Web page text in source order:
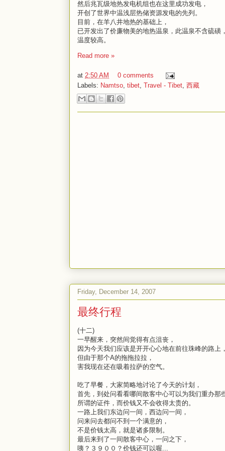
然后兆瓦级地热发电机组也在这里成功发电，
开创了世界中温浅层热储资源发电的先列。
目前，在羊八井地热的基础上，
已开发出了价廉物美的地热温泉，此温泉不含硫磺
温度较高。
Read more »
at 2:50 AM
0 comments
Labels: Namtso tibet Travel - Tibet 西藏
Friday, December 14, 2007
最终行程
(十二)
一早醒来，突然间觉得有点沮丧，
因为今天我们应该是开开心心地在前往珠峰的路上
但由于那个A的拖拖拉拉，
害我现在还在吸着拉萨的空气。
吃了早餐，大家简略地讨论了今天的计划，
首先，到处问看看哪间散客中心可以为我们重办那
所谓的证件，而价钱又不会收得太贵的。
一路上我们东边问一间，西边问一间，
问来问去都问不到一个满意的，
不是价钱太高，就是诸多限制。
最后来到了一间散客中心，一问之下，
咦？３９００？价钱还可以喔...